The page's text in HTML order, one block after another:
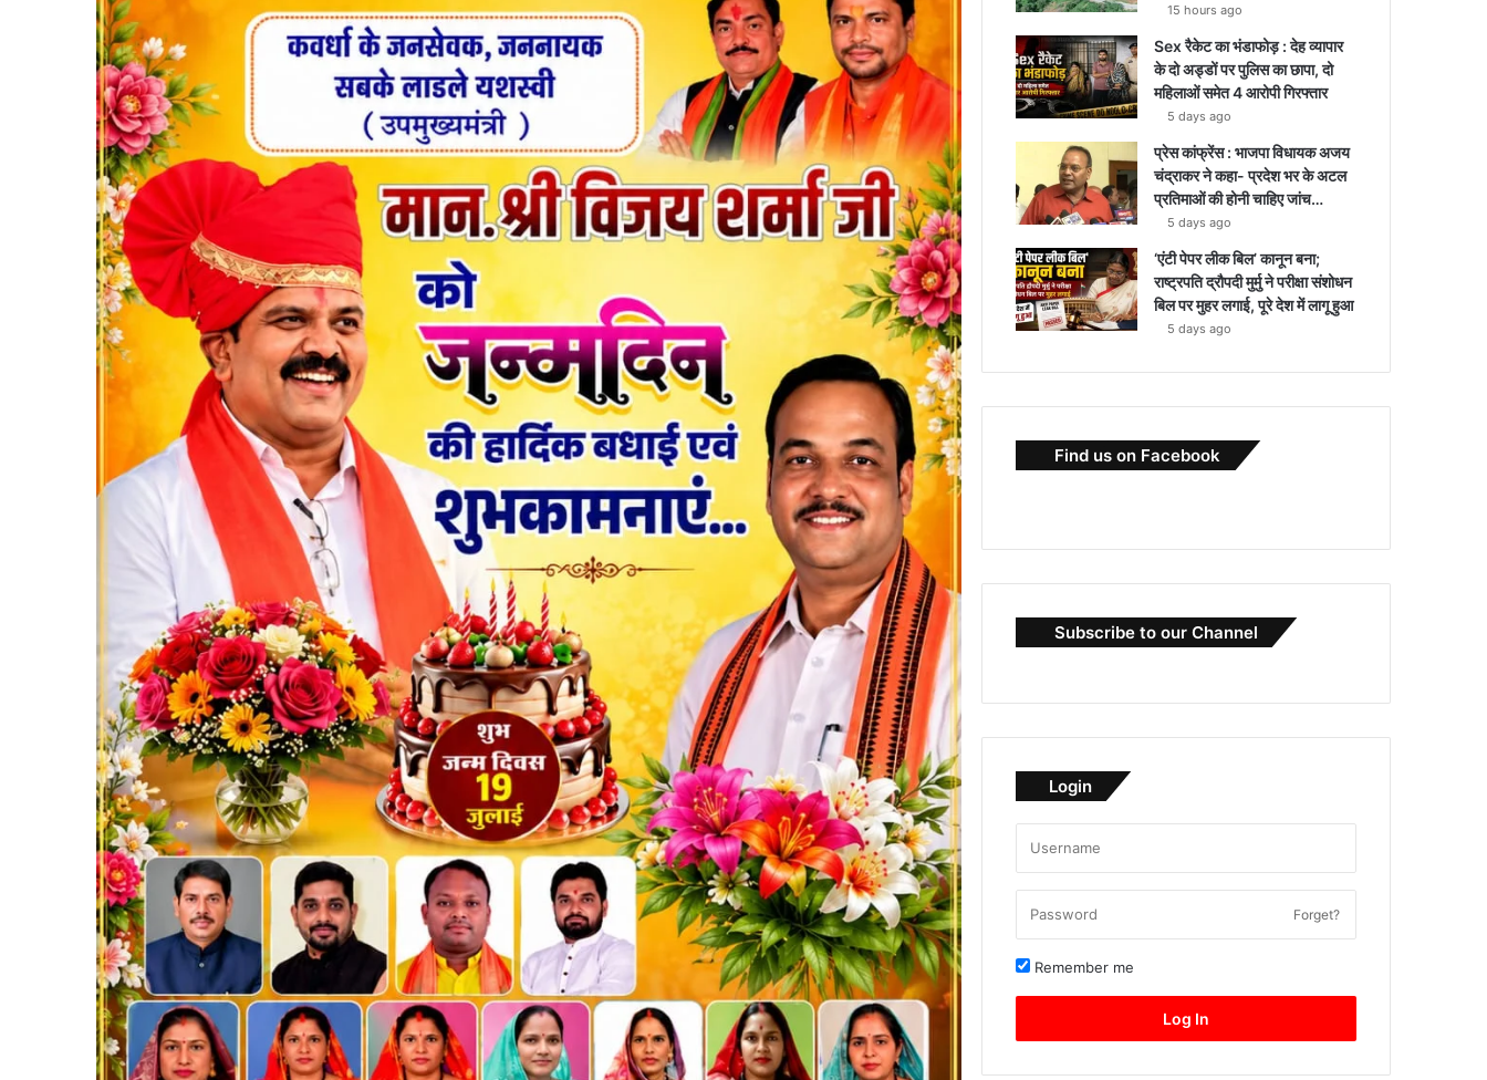
15 hours ago
Sex रैकेट का भंडाफोड़ : देह व्यापार
के दो अड्डों पर पुलिस का छापा, दो
महिलाओं समेत 4 आरोपी गिरफ्तार
5 days ago
प्रेस कांफ्रेंस : भाजपा विधायक अजय
चंद्राकर ने कहा- प्रदेश भर के अटल
प्रतिमाओं की होनी चाहिए जांच…
5 days ago
‘एंटी पेपर लीक बिल’ कानून बना;
राष्ट्रपति द्रौपदी मुर्मु ने परीक्षा संशोधन
बिल पर मुहर लगाई, पूरे देश में लागू हुआ
5 days ago
Find us on Facebook
Subscribe to our Channel
Login
Forget?
Remember me
Log In